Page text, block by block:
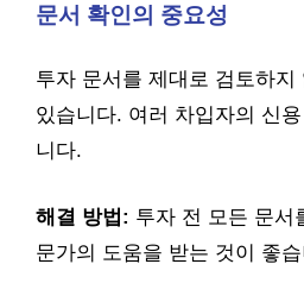
문서 확인의 중요성
투자 문서를 제대로 검토하지
있습니다. 여러 차입자의 신
니다.
해결 방법: 투자 전 모든 문서
문가의 도움을 받는 것이 좋